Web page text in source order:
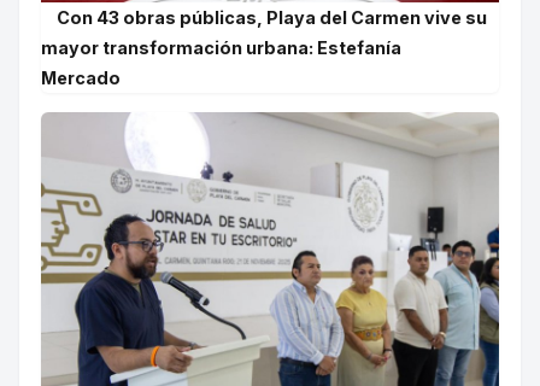
Con 43 obras públicas, Playa del Carmen vive su
mayor transformación urbana: Estefanía
Mercado